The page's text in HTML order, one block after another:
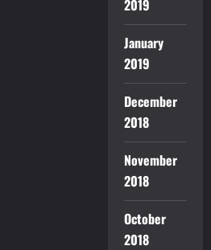
2019
January
2019
December
2018
November
2018
October
2018